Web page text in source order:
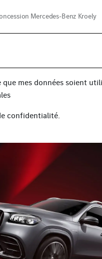
Mercedes-Benz Kroely
que mes données soient
confidentialité.